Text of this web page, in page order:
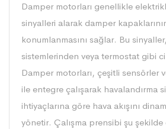
Damper motorları genellikle
sinyalleri alarak damper
konumlanmasını sağlar. Bu
sistemlerinden veya termostat gibi
Damper motorları, çeşitli sensörler
ile entegre çalışarak havalandırma
ihtiyaçlarına göre hava akışını
yönetir. Çalışma prensibi şu